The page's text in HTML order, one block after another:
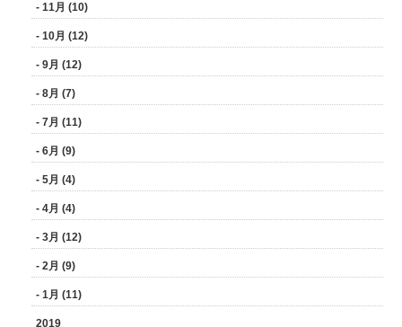
- 11月 (10)
- 10月 (12)
- 9月 (12)
- 8月 (7)
- 7月 (11)
- 6月 (9)
- 5月 (4)
- 4月 (4)
- 3月 (12)
- 2月 (9)
- 1月 (11)
2019